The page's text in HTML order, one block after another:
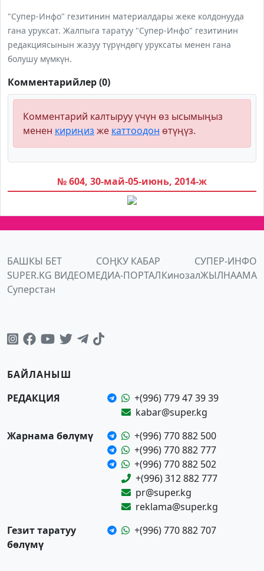
"Супер-Инфо" гезитинин материалдары жеке колдонууда
гана уруксат. Жалпыга таратуу "Супер-Инфо" гезитинин
редакциясынын жазуу түрүндөгү уруксаты менен гана
болушу мүмкүн.
Комментарийлер (0)
Комментарий калтыруу үчүн өз ысымыңыз
менен кириңиз же каттоодон өтүңүз.
№ 604, 30-май-05-июнь, 2014-ж
БАШКЫ БЕТ СОҢКУ КАБАР
СУПЕР-ИНФО
SUPER.KG ВИДЕОМЕДИА-ПОРТАЛКинозалЖЫЛНААМА
Суперстан
БАЙЛАНЫШ
РЕДАКЦИЯ
+(996) 779 47 39 39
kabar@super.kg
Жарнама бөлүмү
+(996) 770 882 500
+(996) 770 882 777
+(996) 770 882 502
+(996) 312 882 777
pr@super.kg
reklama@super.kg
Гезит таратуу
бөлүмү
+(996) 770 882 707